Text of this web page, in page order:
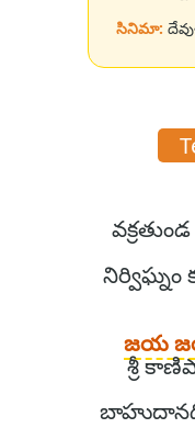
సినిమా:
నిర్విఘ్నం
జయ
శ్రీ